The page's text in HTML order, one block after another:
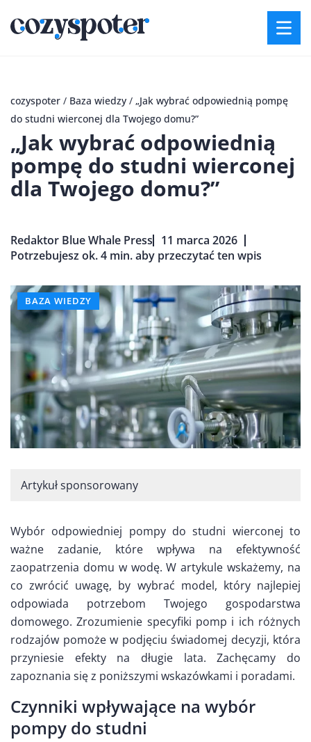
cozyspoter / Baza wiedzy / „Jak wybrać odpowiednią pompę
do studni wierconej dla Twojego domu?”
„Jak wybrać odpowiednią
pompę do studni wierconej
dla Twojego domu?”
Redaktor Blue Whale Press
11 marca 2026
Potrzebujesz ok. 4 min. aby przeczytać ten wpis
BAZA WIEDZY
Artykuł sponsorowany
Wybór odpowiedniej pompy do studni wierconej to
ważne zadanie, które wpływa na efektywność
zaopatrzenia domu w wodę. W artykule wskażemy, na
co zwrócić uwagę, by wybrać model, który najlepiej
odpowiada potrzebom Twojego gospodarstwa
domowego. Zrozumienie specyfiki pomp i ich różnych
rodzajów pomoże w podjęciu świadomej decyzji, która
przyniesie efekty na długie lata. Zachęcamy do
zapoznania się z poniższymi wskazówkami i poradami.
Czynniki wpływające na wybór
pompy do studni